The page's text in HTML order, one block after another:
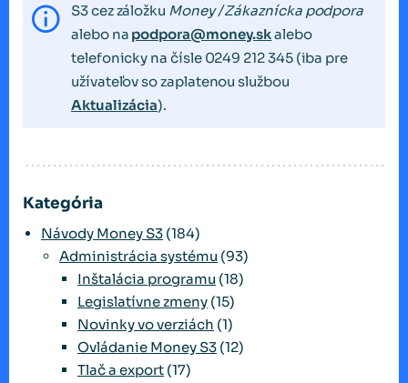
S3 cez záložku Money / Zákaznícka podpora
alebo na podpora@money.skalebo
telefonicky na čísle 0249 212 345 (iba pre
užívateľov so zaplatenou službou
Aktualizácia).
Kategória
Návody Money S3 (184)
Administrácia systému (93)
Inštalácia programu (18)
Legislatívne zmeny (15)
Novinky vo verziách (1)
Ovládanie Money S3 (12)
Tlač a export (17)